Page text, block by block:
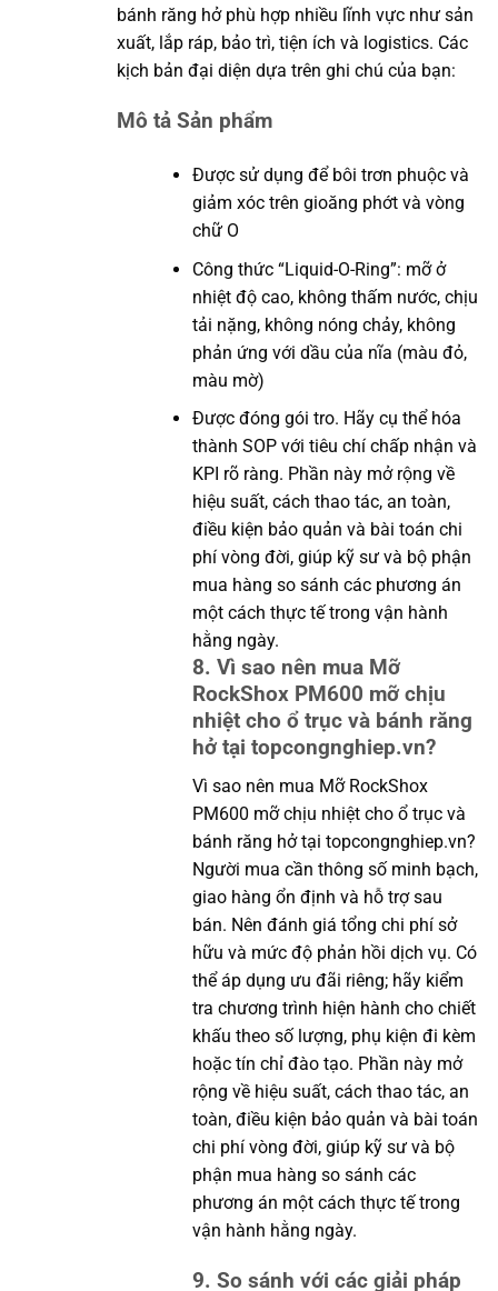
bánh răng hở phù hợp nhiều lĩnh vực như sản
xuất, lắp ráp, bảo trì, tiện ích và logistics. Các
kịch bản đại diện dựa trên ghi chú của bạn:
Mô tả Sản phẩm
Được sử dụng để bôi trơn phuộc và
giảm xóc trên gioăng phớt và vòng
chữ O
Công thức “Liquid-O-Ring”: mỡ ở
nhiệt độ cao, không thấm nước, chịu
tải nặng, không nóng chảy, không
phản ứng với dầu của nĩa (màu đỏ,
màu mờ)
Được đóng gói tro. Hãy cụ thể hóa
thành SOP với tiêu chí chấp nhận và
KPI rõ ràng. Phần này mở rộng về
hiệu suất, cách thao tác, an toàn,
điều kiện bảo quản và bài toán chi
phí vòng đời, giúp kỹ sư và bộ phận
mua hàng so sánh các phương án
một cách thực tế trong vận hành
hằng ngày.
8. Vì sao nên mua Mỡ
RockShox PM600 mỡ chịu
nhiệt cho ổ trục và bánh răng
hở tại topcongnghiep.vn?
Vì sao nên mua Mỡ RockShox
PM600 mỡ chịu nhiệt cho ổ trục và
bánh răng hở tại topcongnghiep.vn?
Người mua cần thông số minh bạch,
giao hàng ổn định và hỗ trợ sau
bán. Nên đánh giá tổng chi phí sở
hữu và mức độ phản hồi dịch vụ. Có
thể áp dụng ưu đãi riêng; hãy kiểm
tra chương trình hiện hành cho chiết
khấu theo số lượng, phụ kiện đi kèm
hoặc tín chỉ đào tạo. Phần này mở
rộng về hiệu suất, cách thao tác, an
toàn, điều kiện bảo quản và bài toán
chi phí vòng đời, giúp kỹ sư và bộ
phận mua hàng so sánh các
phương án một cách thực tế trong
vận hành hằng ngày.
9. So sánh với các giải pháp